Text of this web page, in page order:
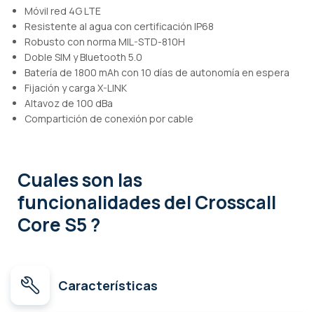
Móvil red 4G LTE
Resistente al agua con certificación IP68
Robusto con norma MIL-STD-810H
Doble SIM y Bluetooth 5.0
Batería de 1800 mAh con 10 días de autonomía en espera
Fijación y carga X-LINK
Altavoz de 100 dBa
Compartición de conexión por cable
Cuales son las
funcionalidadesdel Crosscall
Core S5 ?
Características